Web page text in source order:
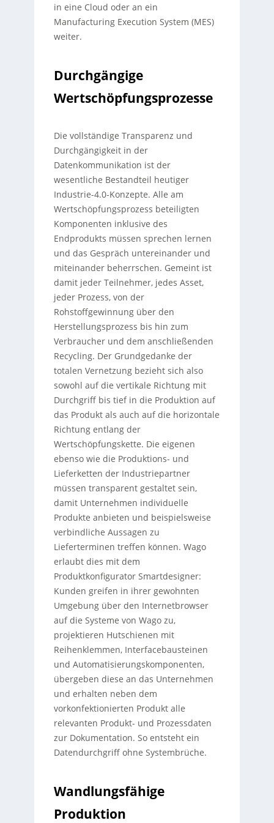
in eine Cloud oder an ein
Manufacturing Execution System (MES)
weiter.
Durchgängige
Wertschöpfungsprozesse
Die vollständige Transparenz und
Durchgängigkeit in der
Datenkommunikation ist der
wesentliche Bestandteil heutiger
Industrie-4.0-Konzepte. Alle am
Wertschöpfungsprozess beteiligten
Komponenten inklusive des
Endprodukts müssen sprechen lernen
und das Gespräch untereinander und
miteinander beherrschen. Gemeint ist
damit jeder Teilnehmer, jedes Asset,
jeder Prozess, von der
Rohstoffgewinnung über den
Herstellungsprozess bis hin zum
Verbraucher und dem anschließenden
Recycling. Der Grundgedanke der
totalen Vernetzung bezieht sich also
sowohl auf die vertikale Richtung mit
Durchgriff bis tief in die Produktion auf
das Produkt als auch auf die horizontale
Richtung entlang der
Wertschöpfungskette. Die eigenen
ebenso wie die Produktions- und
Lieferketten der Industriepartner
müssen transparent gestaltet sein,
damit Unternehmen individuelle
Produkte anbieten und beispielsweise
verbindliche Aussagen zu
Lieferterminen treffen können. Wago
erlaubt dies mit dem
Produktkonfigurator Smartdesigner:
Kunden greifen in ihrer gewohnten
Umgebung über den Internetbrowser
auf die Systeme von Wago zu,
projektieren Hutschienen mit
Reihenklemmen, Interfacebausteinen
und Automatisierungskomponenten,
übergeben diese an das Unternehmen
und erhalten neben dem
vorkonfektionierten Produkt alle
relevanten Produkt- und Prozessdaten
zur Dokumentation. So entsteht ein
Datendurchgriff ohne Systembrüche.
Wandlungsfähige
Produktion